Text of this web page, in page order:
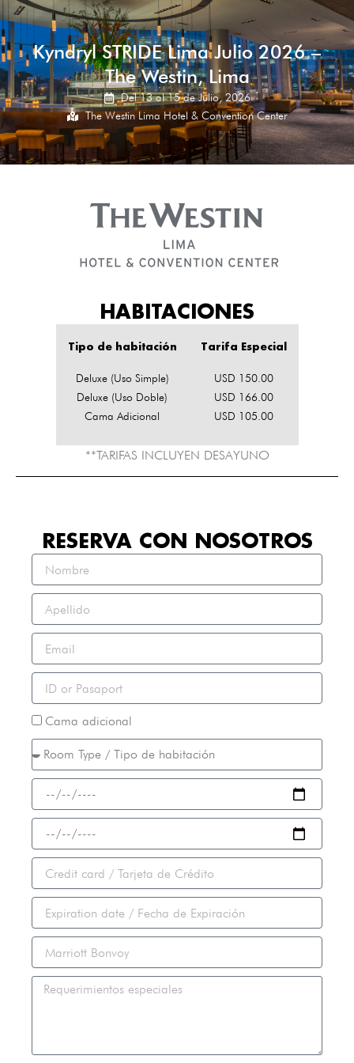
Kyndryl STRIDE Lima Julio 2026 –
The Westin, Lima
Del 13 al 15 de Julio, 2026
The Westin Lima Hotel & Convention Center
HABITACIONES
Tipo de habitación Tarifa Especial
Deluxe (Uso Simple)
USD 150.00
Deluxe (Uso Doble)
USD 166.00
Cama Adicional
USD 105.00
**TARIFAS INCLUYEN DESAYUNO
RESERVA CON NOSOTROS
Nombre
Nombre
Correo
electrónico
Correo
electrónico
Adicional
Cama adicional